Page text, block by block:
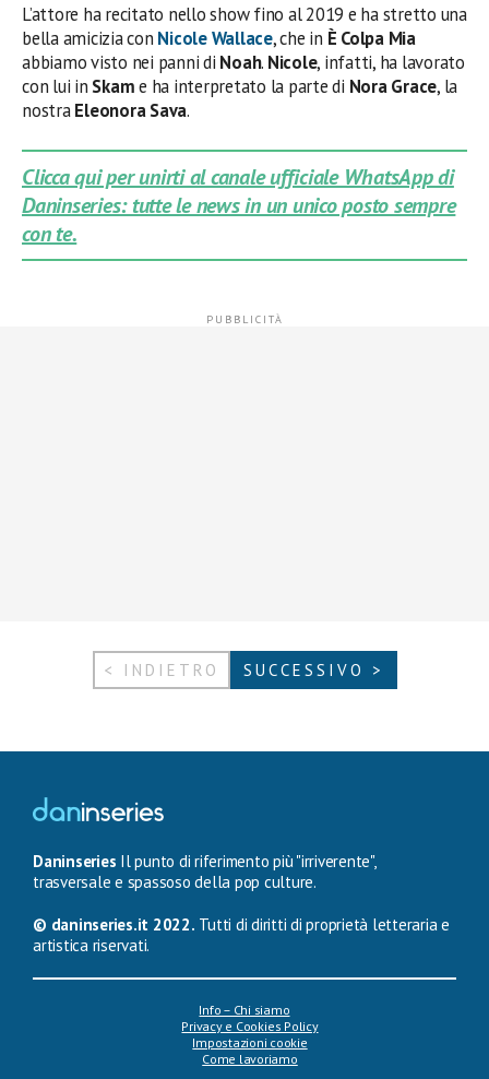
L’attore ha recitato nello show fino al 2019 e ha stretto una
bella amicizia con Nicole Wallace, che in È Colpa Mia
abbiamo visto nei panni di Noah. Nicole, infatti, ha lavorato
con lui in Skame ha interpretato la parte di Nora Grace, la
nostraEleonora Sava.
Clicca qui per unirti al canale ufficiale WhatsApp di
Daninseries: tutte le news in un unico posto sempre
con te.
< INDIETRO SUCCESSIVO >
Daninseries Il punto di riferimento più "irriverente",
trasversale e spassoso della pop culture.
© daninseries.it 2022. Tutti di diritti di proprietà letteraria e
artistica riservati.
Info – Chi siamo
Privacy e Cookies Policy
Impostazioni cookie
Come lavoriamo